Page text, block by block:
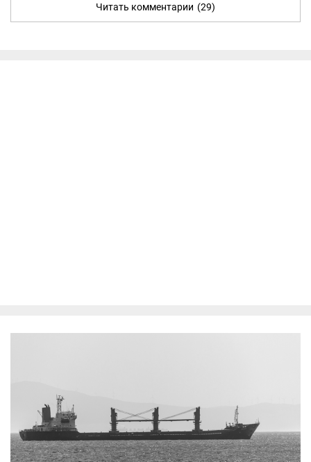
Читать комментарии (29)